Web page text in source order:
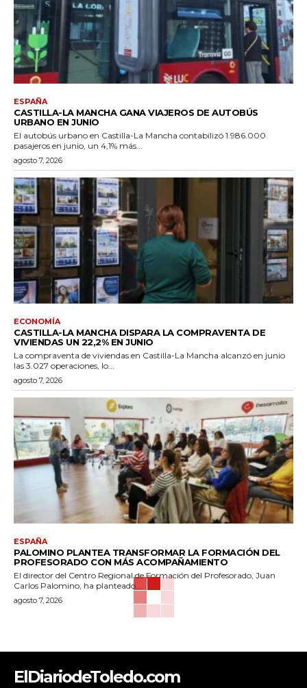
ESPAÑA
CASTILLA-LA MANCHA GANA VIAJEROS DE AUTOBÚS
URBANO EN JUNIO
El autobús urbano en Castilla-La Mancha contabilizó 1.986.000
pasajeros en junio, un 4,1% más...
agosto 7, 2026
ECONOMÍA
CASTILLA-LA MANCHA DISPARA LA COMPRAVENTA DE
VIVIENDAS UN 22,2% EN JUNIO
La compraventa de viviendas en Castilla-La Mancha alcanzó en junio
las 3.027 operaciones, lo...
agosto 7, 2026
ESPAÑA
PALOMINO PLANTEA TRANSFORMAR LA FORMACIÓN DEL
PROFESORADO CON MÁS ACOMPAÑAMIENTO
El director del Centro Regional de Formación del Profesorado, Juan
Carlos Palomino, ha planteado...
agosto 7, 2026
ElDiariodeToledo.com